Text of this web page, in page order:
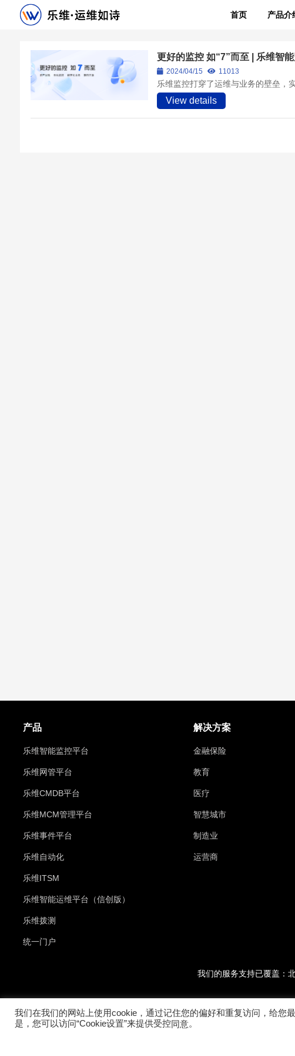
首页 产品介
更好的监控 如“7”而至 | 乐维智
2024/04/15 11013
乐维监控打穿了运维与业务的壁垒，
View details
产品
乐维智能监控平台
乐维网管平台
乐维CMDB平台
乐维MCM管理平台
乐维事件平台
乐维自动化
乐维ITSM
乐维智能运维平台（信创版）
乐维拨测
统一门户
解决方案
金融保险
教育
医疗
智慧城市
制造业
运营商
我们的服务支持已覆盖：
我们在我们的网站上使用cookie，通过记住您的偏好和重复访问，给您
是，您可以访问“Cookie设置”来提供受控同意。